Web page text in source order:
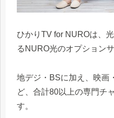
ひかりTV for NUROは、
るNURO光のオプション
地デジ・BSに加え、映画
ど、合計80以上の専門チ
す。